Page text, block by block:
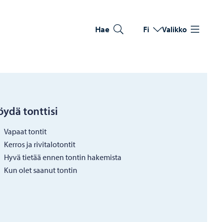
Hae Vaihda kieltä
Nykyinen kieli: Suomi
Fi Valikko
tonttisi
Vapaat tontit
Kerros ja rivitalotontit
Hyvä tietää ennen tontin hakemista
Kun olet saanut tontin